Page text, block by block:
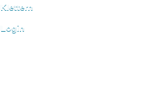
Klettern
Login